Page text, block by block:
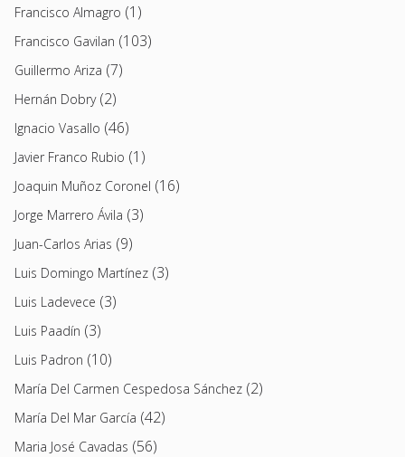
Francisco Almagro (1)
Francisco Gavilan (103)
Guillermo Ariza (7)
Hernán Dobry(2)
Ignacio Vasallo (46)
Javier Franco Rubio (1)
Joaquin Muñoz Coronel (16)
Jorge Marrero Ávila (3)
Juan-Carlos Arias (9)
Luis Domingo Martínez (3)
Luis Ladevece (3)
Luis Paadín (3)
Luis Padron (10)
María Del Carmen Cespedosa Sánchez (2)
María Del Mar García (42)
Maria José Cavadas (56)